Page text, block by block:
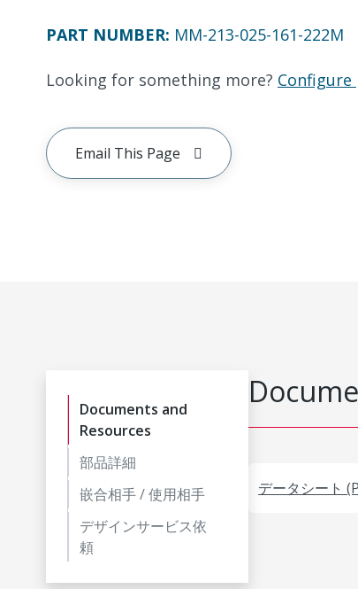
PART NUMBER: MM-213-025-161-222M
Looking for something more?
Email This Page
Documents and
Resources
部品詳細
嵌合相手 / 使用相手
デザインサービス依
頼
データシート